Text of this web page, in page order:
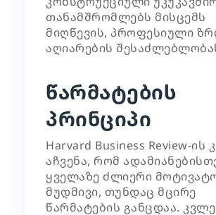
თანამშრომლებს მისცემს
მიღწევის, პროფესიული
აღიარების
წარმატების
პრინციპი
Harvard Business Review-ის
აჩვენა, რომ
ყველაზე ძლიერი
მუდმივი, თუნდაც მცირე
წარმატების განცდაა.